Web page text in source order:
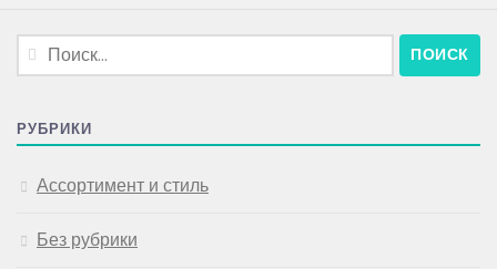
Найти:
РУБРИКИ
Ассортимент и стиль
Без рубрики